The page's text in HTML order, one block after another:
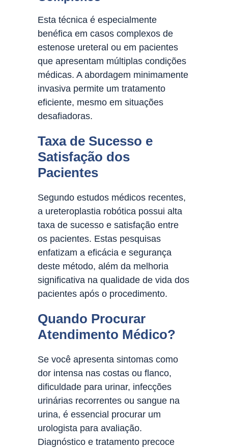
Esta técnica é especialmente
benéfica em casos complexos de
estenose ureteral ou em pacientes
que apresentam múltiplas condições
médicas. A abordagem minimamente
invasiva permite um tratamento
eficiente, mesmo em situações
desafiadoras.
Taxa de Sucesso e
Satisfação dos
Pacientes
Segundo estudos médicos recentes,
a ureteroplastia robótica possui alta
taxa de sucesso e satisfação entre
os pacientes. Estas pesquisas
enfatizam a eficácia e segurança
deste método, além da melhoria
significativa na qualidade de vida dos
pacientes após o procedimento.
Quando Procurar
Atendimento Médico?
Se você apresenta sintomas como
dor intensa nas costas ou flanco,
dificuldade para urinar, infecções
urinárias recorrentes ou sangue na
urina, é essencial procurar um
urologista para avaliação.
Diagnóstico e tratamento precoce